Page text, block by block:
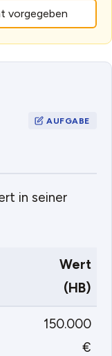
vorgegeben
in seiner
Wert
(HB)
150.000
€